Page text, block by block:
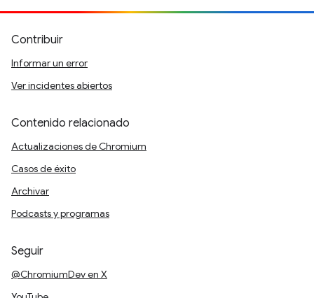
Contribuir
Informar un error
Ver incidentes abiertos
Contenido relacionado
Actualizaciones de Chromium
Casos de éxito
Archivar
Podcasts y programas
Seguir
@ChromiumDev en X